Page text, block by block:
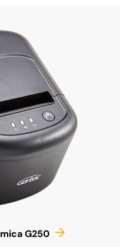
G250